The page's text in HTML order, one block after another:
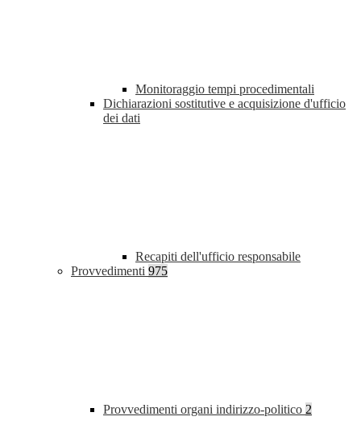
Monitoraggio tempi procedimentali
Dichiarazioni sostitutive e acquisizione d'ufficio
dei dati
Recapiti dell'ufficio responsabile
Provvedimenti 975
Provvedimenti organi indirizzo-politico 2